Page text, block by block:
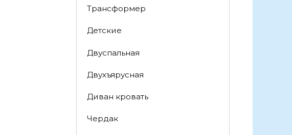
Трансформер
Детские
Двуспальная
Двухъярусная
Диван кровать
Чердак